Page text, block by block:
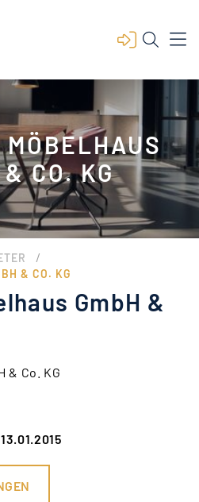
& CO. KG
/
& CO. KG
GmbH &
& Co. KG
13.01.2015